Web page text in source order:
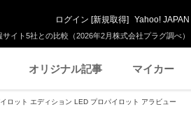
イト5社との比較（2026年2月株式会社プラグ調べ）
ログイン [新規取得] Yahoo! JAPAN
オリジナル記事 マイカー
ロット エディション LED プロパイロット アラビュー